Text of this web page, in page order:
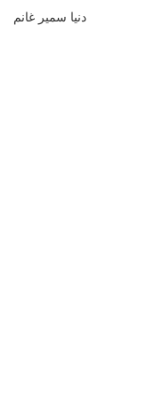
دنيا سمير غانم